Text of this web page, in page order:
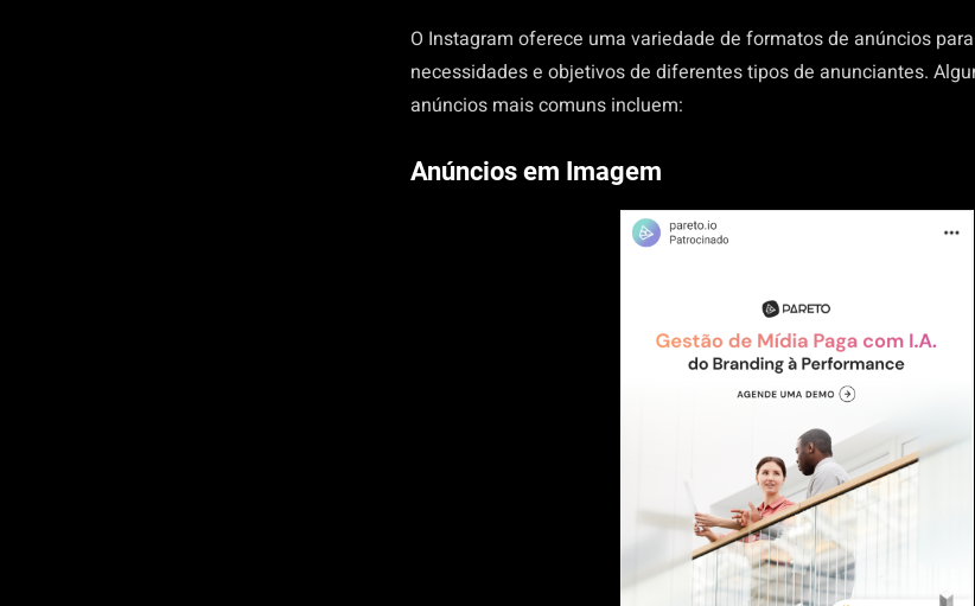
O Instagram oferece uma variedade de formatos de anúncios
necessidades e objetivos de diferentes tipos de anunciantes.
anúncios mais comuns incluem:
Anúncios em Imagem